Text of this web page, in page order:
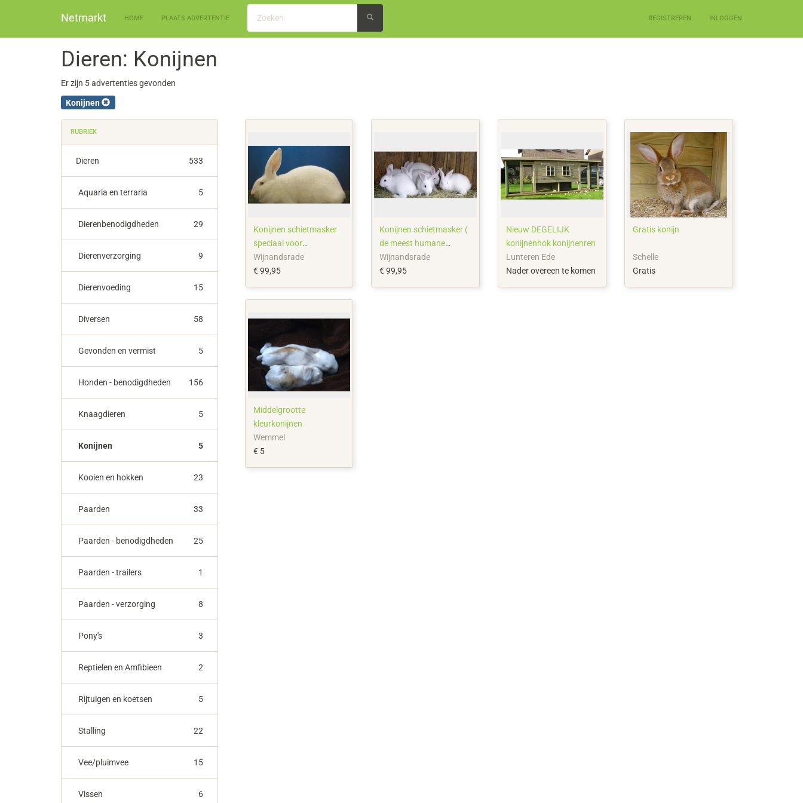
Netmarkt HOME PLAATS ADVERTENTIE REGISTREREN INLOGGEN
Dieren: Konijnen
Er zijn 5 advertenties gevonden
Konijnen
RUBRIEK
Dieren 533
Aquaria en terraria 5
Dierenbenodigdheden 29
Dierenverzorging 9
Dierenvoeding 15
Diversen 58
Gevonden en vermist 5
Honden - benodigdheden 156
Knaagdieren 5
Konijnen 5
Kooien en hokken 23
Paarden 33
Paarden - benodigdheden 25
Paarden - trailers 1
Paarden - verzorging 8
Pony's 3
Reptielen en Amfibieen 2
Rijtuigen en koetsen 5
Stalling 22
Vee/pluimvee 15
Vissen 6
Konijnen schietmasker
speciaal voor
slachtkonijnen
Wijnandsrade
€ 99,95
Konijnen schietmasker (
de meest humane
manier van verdoven)
Wijnandsrade
€ 99,95
Nieuw DEGELIJK
konijnenhok konijnenren
Lunteren Ede
Nader overeen te komen
Gratis konijn
Schelle
Gratis
Middelgrootte
kleurkonijnen
Wemmel
€ 5